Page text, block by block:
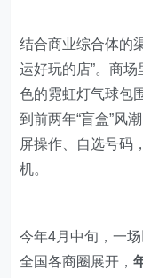
结合商业综合体的
运好玩的店”。商场
色的霓虹灯气球包
到前两年“盲盒”风
屏操作、自选号码
机。
今年4月中旬，一
全国各商圈展开，